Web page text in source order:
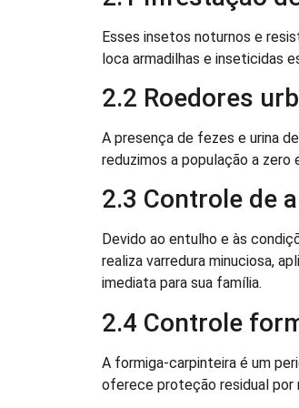
Esses insetos noturnos e
loca armadilhas e inseticidas
2.2 Roedores
A presença de fezes e urina
reduzimos a população a zero
2.3 Controle de
Devido ao entulho e às
realiza varredura minuciosa,
imediata para sua família.
2.4 Controle
A formiga-carpinteira é um
oferece proteção residual por